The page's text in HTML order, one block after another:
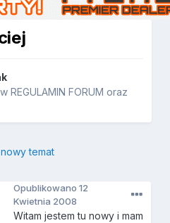
wREGULAMIN FORUM oraz
temat
Opublikowano12
Kwietnia 2008
Witam jestem tu nowy i mam